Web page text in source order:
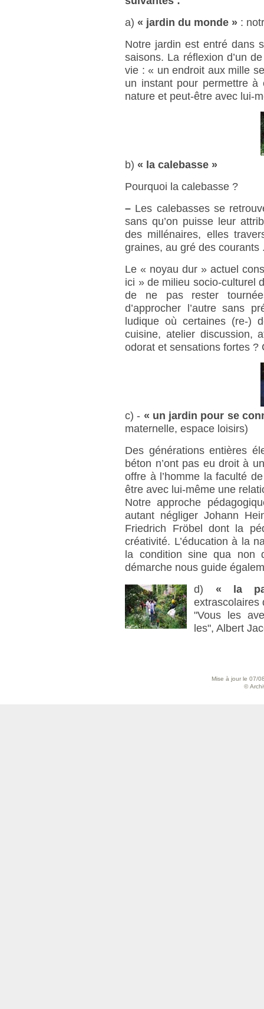
a)« jardin du monde » :
Notre jardin est entré dans
saisons. La réflexion d’un
vie : « un endroit aux mille
un instant pour permettre
nature et peut-être avec lui-
b)« la calebasse »
Pourquoi la calebasse ?
– Les calebasses se
sans qu’on puisse leur
des millénaires, elles
graines, au gré des courants
Le « noyau dur » actuel
ici » de milieu socio-culturel
de ne pas rester
d’approcher l’autre sans
ludique où certaines (re-)
cuisine, atelier discussion,
odorat et sensations fortes ?
c) - « un jardin pour se
maternelle, espace loisirs)
Des générations entières
béton n’ont pas eu droit à
offre à l’homme la faculté
être avec lui-même une
Notre approche
autant négliger Johann
Friedrich Fröbel dont la
créativité. L’éducation à la
la condition sine qua non
démarche nous guide
d) « la
extrascolaires
"Vous les
les", Albert
Mise à jour le 07/
©